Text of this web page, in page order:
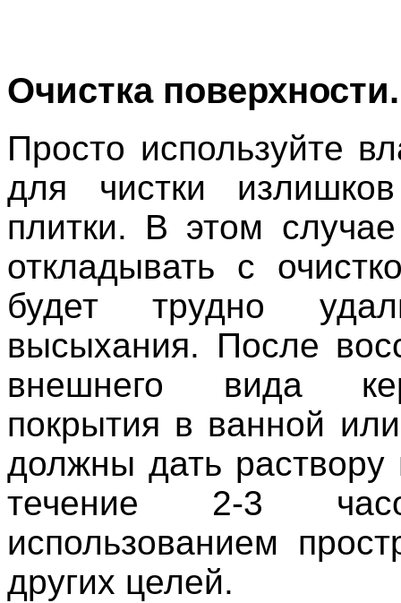
Очистка поверхности.
Просто используйте
для чистки
плитки. В этом
откладывать с
будет трудно
высыхания. После
внешнего вида
покрытия в ванной
должны дать раствору
течение 2-3
использованием
других целей.